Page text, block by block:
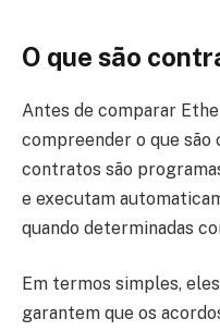
O que são
Antes de comparar
compreender o que
contratos são
e executam
quando determinadas
Em termos simples,
garantem que os